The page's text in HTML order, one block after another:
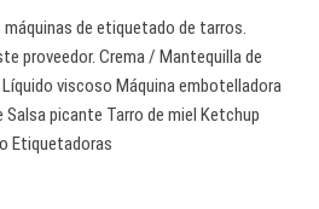
de etiquetado de tarros.
proveedor. Crema / Mantequilla de
viscoso Máquina embotelladora
picante Tarro de miel Ketchup
Etiquetadoras